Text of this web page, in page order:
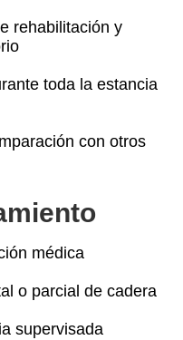
rehabilitación y
toda la estancia
con otros
médica
o parcial de cadera
supervisada